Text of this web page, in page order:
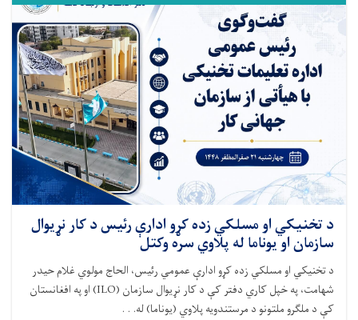
د تخنیکي او مسلکي زده کړو ادارې رئیس د کار نړیوال
سازمان او یوناما له پلاوي سره وکتل
د تخنیکي او مسلکي زده کړو ادارې عمومي رئیس، الحاج مولوي غلام حیدر
شهامت، په خپل کاري دفتر کې د کار نړیوال سازمان (ILO) او په افغانستان
کې د ملګرو ملتونو د مرستندویه پلاوي (یوناما) له. . .